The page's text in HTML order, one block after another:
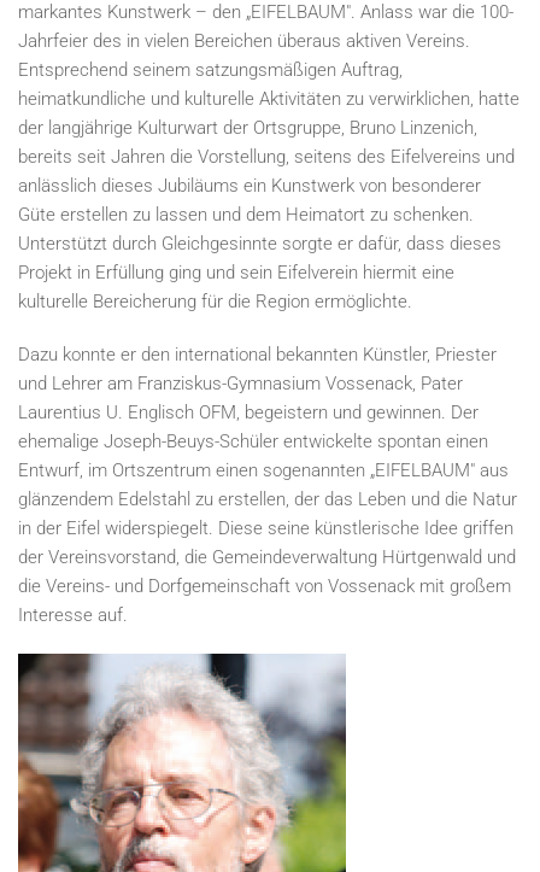
markantes Kunstwerk – den „EIFELBAUM". Anlass war die 100-
Jahrfeier des in vielen Bereichen überaus aktiven Vereins.
Entsprechend seinem satzungsmäßigen Auftrag,
heimatkundliche und kulturelle Aktivitäten zu verwirklichen, hatte
der langjährige Kulturwart der Ortsgruppe, Bruno Linzenich,
bereits seit Jahren die Vorstellung, seitens des Eifelvereins und
anlässlich dieses Jubiläums ein Kunstwerk von besonderer
Güte erstellen zu lassen und dem Heimatort zu schenken.
Unterstützt durch Gleichgesinnte sorgte er dafür, dass dieses
Projekt in Erfüllung ging und sein Eifelverein hiermit eine
kulturelle Bereicherung für die Region ermöglichte.
Dazu konnte er den international bekannten Künstler, Priester
und Lehrer am Franziskus-Gymnasium Vossenack, Pater
Laurentius U. Englisch OFM, begeistern und gewinnen. Der
ehemalige Joseph-Beuys-Schüler entwickelte spontan einen
Entwurf, im Ortszentrum einen sogenannten „EIFELBAUM" aus
glänzendem Edelstahl zu erstellen, der das Leben und die Natur
in der Eifel widerspiegelt. Diese seine künstlerische Idee griffen
der Vereinsvorstand, die Gemeindeverwaltung Hürtgenwald und
die Vereins- und Dorfgemeinschaft von Vossenack mit großem
Interesse auf.